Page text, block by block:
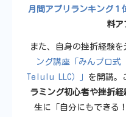
月間アプリランキング１
料ア
また、自身の挫折経験を
ング講座「みんプロ式
Telulu LLC）」 を開講。
ラミング初心者や挫折
生に「自分にもできる